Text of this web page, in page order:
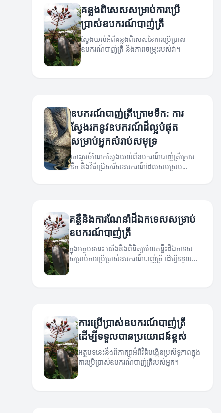
គន្លងពិសេសសម្រាប់ការប្រើ
ប្រាស់ឧបករណ៍បាញ់ត្រី
ស្វែងយល់អំពីគន្លងពិសេសនៃការប្រើប្រាស់
ឧបករណ៍បាញ់ត្រី និងភាពចម្រុះរបស់វា។
ឧបករណ៍បាញ់ត្រីក្រោមទឹក: ការ
ស្វែងរកនូវឧបករណ៍ដ៏ល្អបំផុត
សម្រាប់អ្នកសំរាប់សមុទ្រ
តោះរួមចំណែកស្វែងយល់ពីឧបករណ៍បាញ់ត្រីក្រោម
ទឹក និងវិធីជ្រើសរើសឧបករណ៍ដែលសមស្រប
គន្លឺនិងការណែនាំដ៏ឯកទេសសម្រាប់
ឧបករណ៍បាញ់ត្រី
ក្នុងអត្ថបទនេះ យើងនឹងពិនិត្យមើលគន្លឹះដ៏ឯកទេស
សម្រាប់ការប្រើប្រាស់ឧបករណ៍បាញ់ត្រី ដើម្បីទទួល
បានប្រសិទ្ធភាពនៅក្នុងការបាញ់ត្រី។
ការប្រើប្រាស់ឧបករណ៍បាញ់ត្រី
ដើម្បីទទួលបានប្រយោជន៍ខ្ពស់
អត្ថបទនេះនឹងពិភាក្សាអំពីវិធីបង្កើនប្រសិទ្ធភាពក្នុង
ការប្រើប្រាស់ឧបករណ៍បាញ់ត្រីរបស់អ្នក។